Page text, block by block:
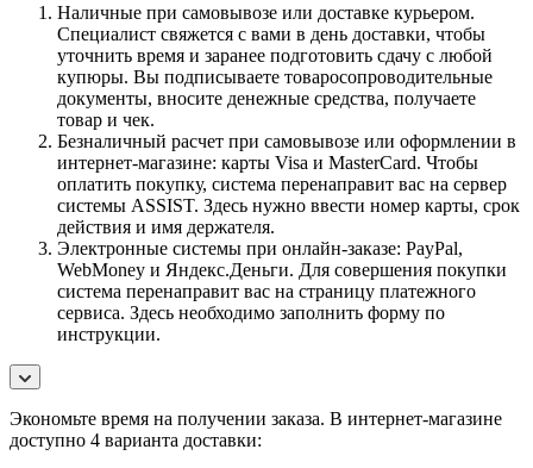
Наличные при самовывозе или доставке курьером.
Специалист свяжется с вами в день доставки, чтобы
уточнить время и заранее подготовить сдачу с любой
купюры. Вы подписываете товаросопроводительные
документы, вносите денежные средства, получаете
товар и чек.
Безналичный расчет при самовывозе или оформлении в
интернет-магазине: карты Visa и MasterCard. Чтобы
оплатить покупку, система перенаправит вас на сервер
системы ASSIST. Здесь нужно ввести номер карты, срок
действия и имя держателя.
Электронные системы при онлайн-заказе: PayPal,
WebMoney и Яндекс.Деньги. Для совершения покупки
система перенаправит вас на страницу платежного
сервиса. Здесь необходимо заполнить форму по
инструкции.
Экономьте время на получении заказа. В интернет-магазине
доступно 4 варианта доставки: